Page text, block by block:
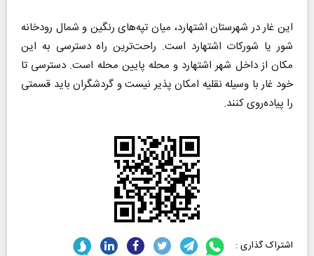
این غار در شهرستان اشتهارد، میان تپه‌های رنگین و شمال رودخانه
شور یا شورکات اشتهارد است. راحت‌ترین راه دسترسی به این
مکان از داخل شهر اشتهارد و محله پایین محله است. دسترسی تا
خود غار با وسیله نقلیه امکان پذیر نیست و گردشگران باید قسمتی
را پیاده‌روی کنند.
اشتراک گذاری :